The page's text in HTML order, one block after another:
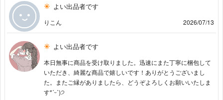
よい出品者です
りこん 2026/07/13
よい出品者です
本日無事に商品を受け取りました。迅速にまた丁寧に梱包して
いただき、綺麗な商品で嬉しいです！ありがとうございまし
た。またご縁がありましたら、どうぞよろしくお願いいたしま
す*ˊᵕˋ)੭